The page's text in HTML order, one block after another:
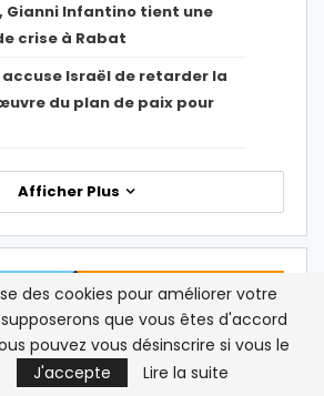
Gianni Infantino tient une
crise à Rabat
accuse Israël de retarder la
du plan de paix pour
Afficher Plus
des cookies pour améliorer votre
que vous êtes d'accord
pouvez vous désinscrire si vous le
J'accepte Lire la suite